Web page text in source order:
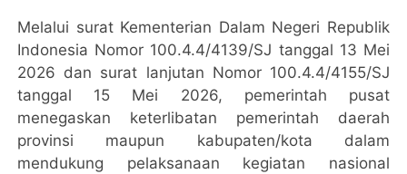
Melalui surat Kementerian Dalam Negeri Republik
Indonesia Nomor 100.4.4/4139/SJ tanggal 13 Mei
2026 dan surat lanjutan Nomor 100.4.4/4155/SJ
tanggal 15 Mei 2026, pemerintah pusat
menegaskan keterlibatan pemerintah daerah
provinsi maupun kabupaten/kota dalam
mendukung pelaksanaan kegiatan nasional